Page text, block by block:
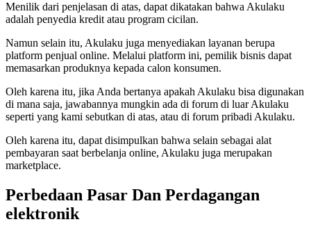
Menilik dari penjelasan di atas, dapat dikatakan bahwa Akulaku
adalah penyedia kredit atau program cicilan.
Namun selain itu, Akulaku juga menyediakan layanan berupa
platform penjual online. Melalui platform ini, pemilik bisnis dapat
memasarkan produknya kepada calon konsumen.
Oleh karena itu, jika Anda bertanya apakah Akulaku bisa digunakan
di mana saja, jawabannya mungkin ada di forum di luar Akulaku
seperti yang kami sebutkan di atas, atau di forum pribadi Akulaku.
Oleh karena itu, dapat disimpulkan bahwa selain sebagai alat
pembayaran saat berbelanja online, Akulaku juga merupakan
marketplace.
Perbedaan Pasar Dan Perdagangan
elektronik